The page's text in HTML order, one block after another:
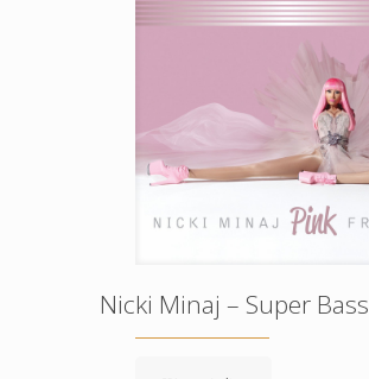
Nicki Minaj – Super Bass